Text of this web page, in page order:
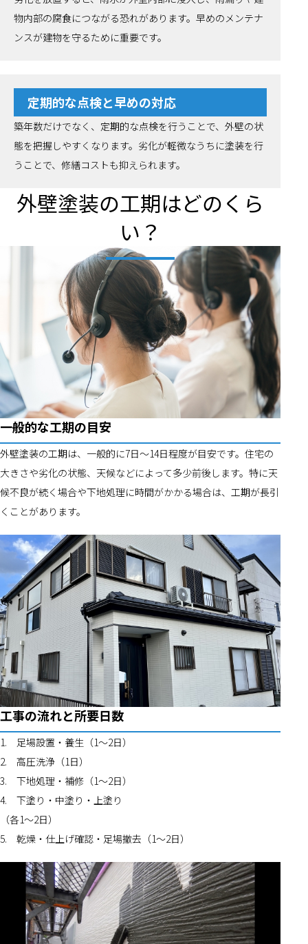
物内部の腐食につながる恐れがあります。早めのメンテナ
ンスが建物を守るために重要です。
定期的な点検と早めの対応
築年数だけでなく、定期的な点検を行うことで、外壁の状
態を把握しやすくなります。劣化が軽微なうちに塗装を行
うことで、修繕コストも抑えられます。
外壁塗装の工期はどのくら
い？
一般的な工期の目安
外壁塗装の工期は、一般的に7日〜14日程度が目安です。住宅の
大きさや劣化の状態、天候などによって多少前後します。特に天
候不良が続く場合や下地処理に時間がかかる場合は、工期が長引
くことがあります。
工事の流れと所要日数
1.	足場設置・養生（1〜2日）
2.	高圧洗浄（1日）
3.	下地処理・補修（1〜2日）
4.	下塗り・中塗り・上塗り
（各1〜2日）
5.	乾燥・仕上げ確認・足場撤去（1〜2日）